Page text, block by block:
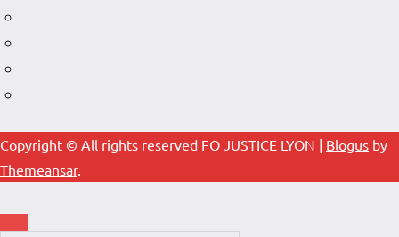
Copyright © All rights reserved FO JUSTICE LYON | Blogus by
Themeansar.